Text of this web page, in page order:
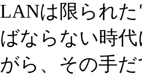
LANは限られ
ばならない時
がら、その手